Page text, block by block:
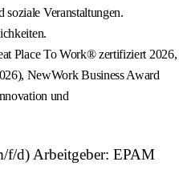
soziale Veranstaltungen.
Place To Work® zertifiziert 2026,
NewWork Business Award
und
f/d) Arbeitgeber: EPAM